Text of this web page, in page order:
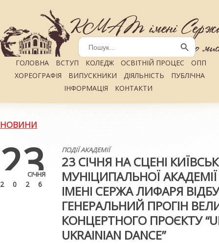
Search
Search Button
ГОЛОВНА ВСТУП КОЛЕДЖ ОСВІТНІЙ ПРОЦЕС
ОПП
ХОРЕОГРАФІЯ
ВИПУСКНИКИ ДІЯЛЬНІСТЬ
ПУБЛІЧНА
ІНФОРМАЦІЯ
КОНТАКТИ
НОВИНИ
23
СІЧНЯ
2026
ПОДІЇ АКАДЕМІЇ
23 СІЧНЯ НА СЦЕНІ
МУНІЦИПАЛЬНОЇ
ІМЕНІ СЕРЖА ЛИФАРЯ
ГЕНЕРАЛЬНИЙ ПРОГІН
КОНЦЕРТНОГО ПРОЄКТУ
UKRAINIAN DANCE”